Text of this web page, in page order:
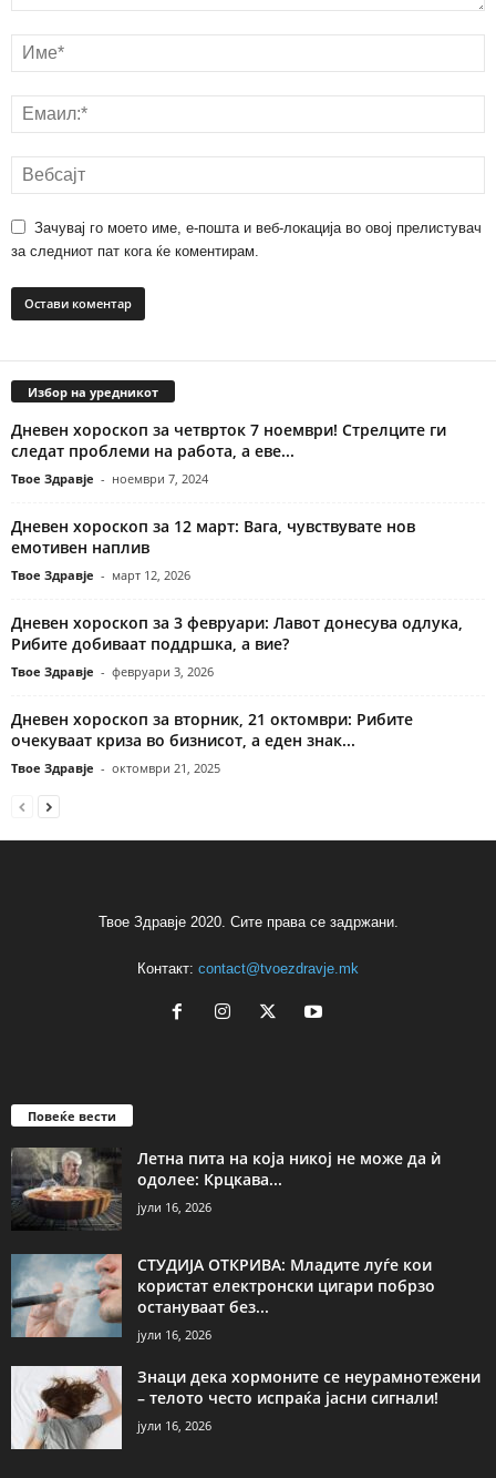
Зачувај го моето име, е-пошта и веб-локација во овој прелистувач
за следниот пат кога ќе коментирам.
Избор на уредникот
Дневен хороскоп за четврток 7 ноември! Стрелците ги
следат проблеми на работа, а еве...
Твое Здравје - ноември 7, 2024
Дневен хороскоп за 12 март: Вага, чувствувате нов
емотивен наплив
Твое Здравје - март 12, 2026
Дневен хороскоп за 3 февруари: Лавот донесува одлука,
Рибите добиваат поддршка, а вие?
Твое Здравје - февруари 3, 2026
Дневен хороскоп за вторник, 21 октомври: Рибите
очекуваат криза во бизнисот, а еден знак...
Твое Здравје - октомври 21, 2025
Твое Здравје 2020. Сите права се задржани.
Контакт: contact@tvoezdravje.mk
Повеќе вести
Летна пита на која никој не може да ѝ
одолее: Крцкава...
јули 16, 2026
СТУДИЈА ОТКРИВА: Младите луѓе кои
користат електронски цигари побрзо
остануваат без...
јули 16, 2026
Знаци дека хормоните се неурамнотежени
– телото често испраќа јасни сигнали!
јули 16, 2026